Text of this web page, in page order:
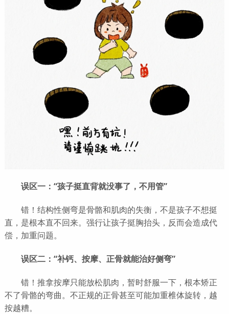
误区一：“孩子挺直背就没事了，不用管”
错！结构性侧弯是骨骼和肌肉的失衡，不是孩子不想挺
直，是根本直不回来。强行让孩子挺胸抬头，反而会造成代
偿，加重问题。
误区二：“补钙、按摩、正骨就能治好侧弯”
错！推拿按摩只能放松肌肉，暂时舒服一下，根本矫正
不了骨骼的弯曲。不正规的正骨甚至可能加重椎体旋转，越
按越糟。